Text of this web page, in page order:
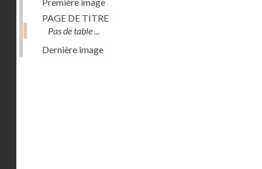
PAGE DE TITRE
Pas de table ...
Dernière image